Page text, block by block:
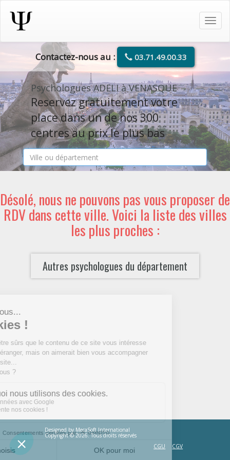
Contactez-nous au : 03.71.49.00.33
Psychologues ADELI à VENASQUE
Reservez gratuitement votre
place dans un de nos 300
centres au prix le plus bas
Désolé, nous ne pouvons pas vous proposer de
RDV dans cette ville. Voici la liste des villes
les plus proches :
Autres psychologues du département
Designed by MecaSoft International
Copyright © 2026. Tous droits réservés
CGU
CGV